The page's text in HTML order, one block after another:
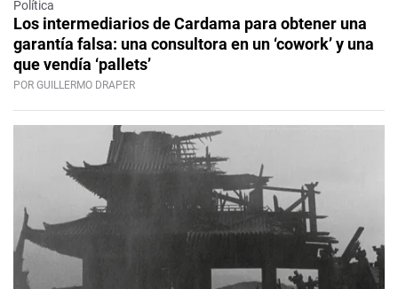
Política
Los intermediarios de Cardama para obtener una
garantía falsa: una consultora en un ‘cowork’ y una
que vendía ‘pallets’
POR GUILLERMO DRAPER